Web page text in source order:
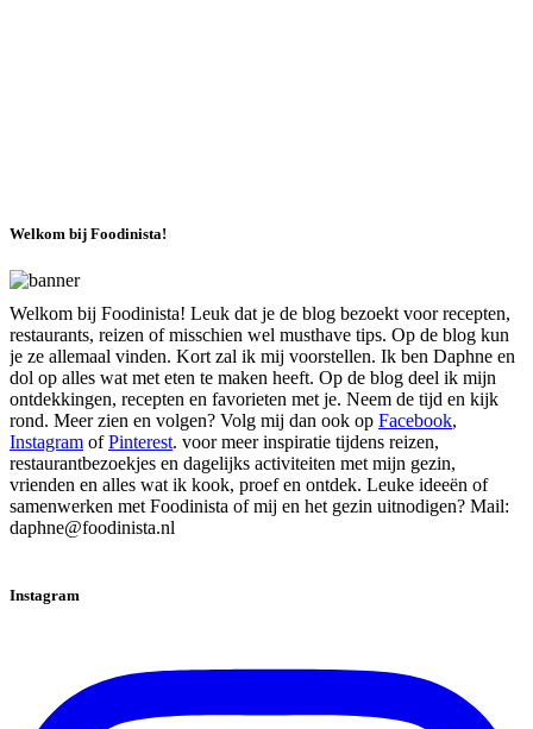
Welkom bij Foodinista!
Welkom bij Foodinista! Leuk dat je de blog bezoekt voor recepten,
restaurants, reizen of misschien wel musthave tips. Op de blog kun
je ze allemaal vinden. Kort zal ik mij voorstellen. Ik ben Daphne en
dol op alles wat met eten te maken heeft. Op de blog deel ik mijn
ontdekkingen, recepten en favorieten met je. Neem de tijd en kijk
rond. Meer zien en volgen? Volg mij dan ook op Facebook,
Instagram ofPinterest. voor meer inspiratie tijdens reizen,
restaurantbezoekjes en dagelijks activiteiten met mijn gezin,
vrienden en alles wat ik kook, proef en ontdek. Leuke ideeën of
samenwerken met Foodinista of mij en het gezin uitnodigen? Mail:
daphne@foodinista.nl
Instagram